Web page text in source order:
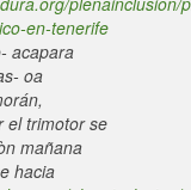
en-tenerife
acapara
oa
el trimotor ​​se
mañana
hacia